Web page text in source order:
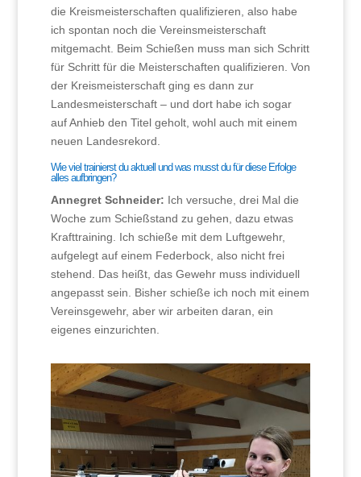
die Kreismeisterschaften qualifizieren, also habe
ich spontan noch die Vereinsmeisterschaft
mitgemacht. Beim Schießen muss man sich Schritt
für Schritt für die Meisterschaften qualifizieren. Von
der Kreismeisterschaft ging es dann zur
Landesmeisterschaft – und dort habe ich sogar
auf Anhieb den Titel geholt, wohl auch mit einem
neuen Landesrekord.
Wie viel trainierst du aktuell und was musst du für diese Erfolge
alles aufbringen?
Annegret Schneider: Ich versuche, drei Mal die
Woche zum Schießstand zu gehen, dazu etwas
Krafttraining. Ich schieße mit dem Luftgewehr,
aufgelegt auf einem Federbock, also nicht frei
stehend. Das heißt, das Gewehr muss individuell
angepasst sein. Bisher schieße ich noch mit einem
Vereinsgewehr, aber wir arbeiten daran, ein
eigenes einzurichten.